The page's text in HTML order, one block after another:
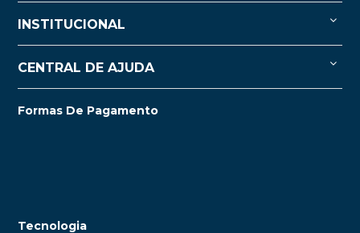
INSTITUCIONAL
CENTRAL DE AJUDA
Formas De Pagamento
Tecnologia